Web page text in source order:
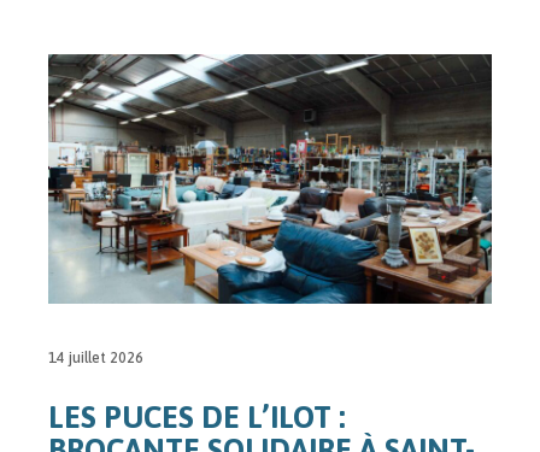
14 juillet 2026
LES PUCES DE L’ILOT :